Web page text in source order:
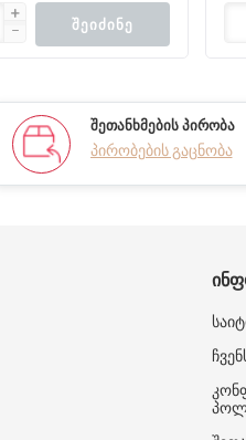
ᲨᲔᲘᲫᲘᲜᲔ
ᲨᲔᲗᲐᲜᲮᲛᲔᲑᲘᲡ ᲞᲘᲠᲝᲑᲐ
პირობების გაცნობა